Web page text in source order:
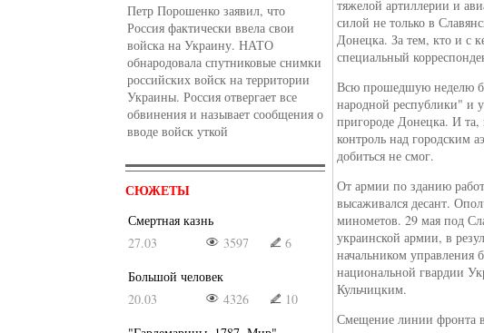
Петр Порошенко заявил, что
Россия фактически ввела свои
войска на Украину. НАТО
обнародовала спутниковые снимки
российских войск на территории
Украины. Россия отвергает все
обвинения и называет сообщения о
вводе войск уткой
СЮЖЕТЫ
Смертная казнь
27.03
3597
6
Большой человек
20.03
4326
10
тяжелой артиллерии и
силой не только в
Донецка. За тем, кто и с
специальный
Всю прошедшую неделю
народной республики" и
пригороде Донецка. И та,
контроль над городским
добиться не смог.
От армии по зданию
высаживался десант.
минометов. 29 мая под
украинской армии, в
начальником управления
национальной гвардии
Кульчицким.
Смещение линии фронта